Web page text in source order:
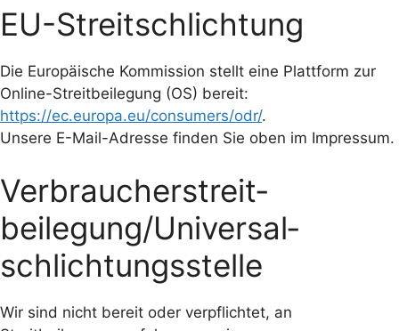
EU-Streitschlichtung
Die Europäische Kommission stellt eine Plattform zur
Online-Streitbeilegung (OS) bereit:
https://ec.europa.eu/consumers/odr/.
Unsere E-Mail-Adresse finden Sie oben im Impressum.
Verbraucher­streit­
beilegung/Universal­
schlichtungs­stelle
Wir sind nicht bereit oder verpflichtet, an